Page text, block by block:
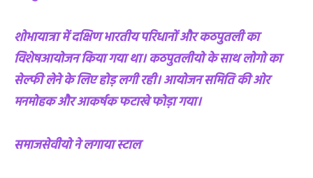
शोभायात्रा में दक्षिण भारतीय परिधानों और कठपुतली का
विशेषआयोजन किया गया था। कठपुतलीयो के साथ लोगो का
सेल्फी लेने के लिए होड़ लगी रही। आयोजन समिति की ओर
मनमोहक और आकर्षक फटाखे फोड़ा गया।
समाजसेवीयो ने लगाया स्टाल